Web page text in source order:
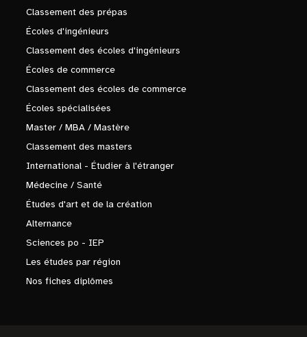
Classement des prépas
Écoles d'ingénieurs
Classement des écoles d'ingénieurs
Écoles de commerce
Classement des écoles de commerce
Écoles spécialisées
Master / MBA / Mastère
Classement des masters
International - Étudier à l'étranger
Médecine / Santé
Études d'art et de la création
Alternance
Sciences po - IEP
Les études par région
Nos fiches diplômes